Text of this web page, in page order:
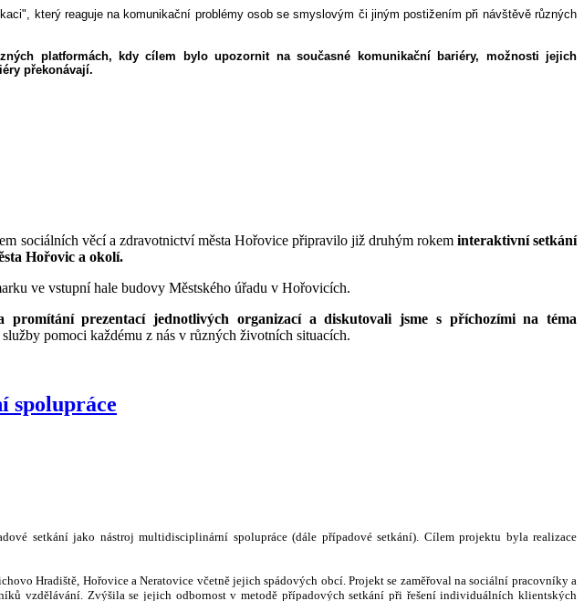
který reaguje na komunikační problémy osob se smyslovým či jiným postižením při návštěvě různých
platformách, kdy cílem bylo upozornit na současné komunikační bariéry, možnosti jejich
překonávají.
sociálních věcí a zdravotnictví města Hořovice připravilo již druhým rokeminteraktivní setkání
Hořovic a okolí.
ve vstupní hale budovy Městského úřadu v Hořovicích.
promítání prezentací jednotlivých organizací a diskutovali jsme s příchozími na téma
pomoci každému z nás v různých životních situacích.
spolupráce
setkání jako nástroj multidisciplinární spolupráce (dále případové setkání). Cílem projektu byla realizace
Hradiště, Hořovice a Neratovice včetně jejich spádových obcí. Projekt se zaměřoval na sociální pracovníky a
vzdělávání. Zvýšila se jejich odbornost v metodě případových setkání při řešení individuálních klientských